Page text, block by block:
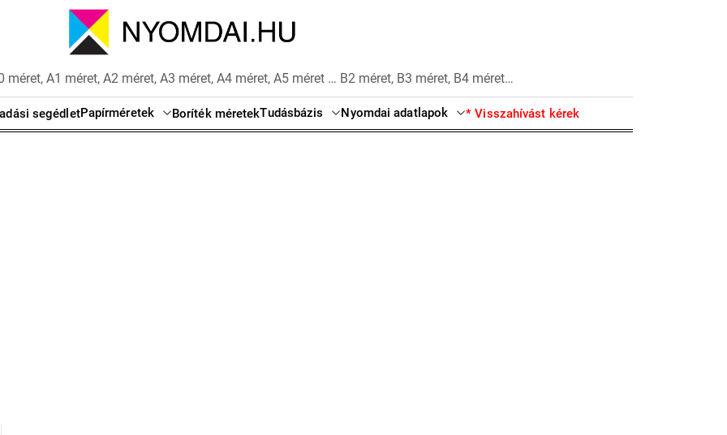
A1 méret, A2 méret, A3 méret, A4 méret, A5 méret … B2 méret, B3 méret, B4 méret…
segédletPapírméretek Boríték méretekTudásbázis Nyomdai adatlapok * Visszahívást kérek